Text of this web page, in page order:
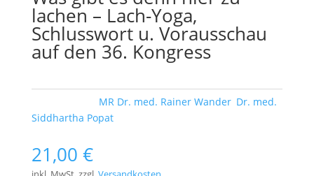
lachen – Lach-Yoga,
Schlusswort u. Vorausschau
auf den 36. Kongress
MR Dr. med. Rainer Wander, Dr. med.
Siddhartha Popat
21,00 €